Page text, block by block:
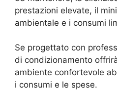
prestazioni elevate, il
ambientale e i consumi
Se progettato con
di condizionamento
ambiente confortevole
i consumi e le spese.